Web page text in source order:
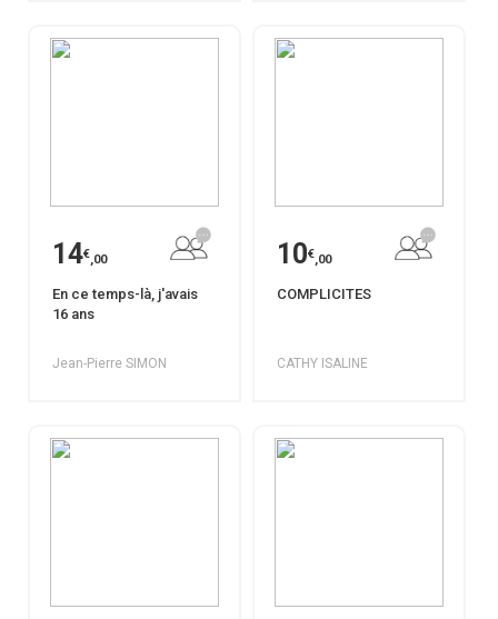
14€,00
En ce temps-là, j'avais
16 ans
Jean-Pierre SIMON
10€,00
COMPLICITES
CATHY ISALINE